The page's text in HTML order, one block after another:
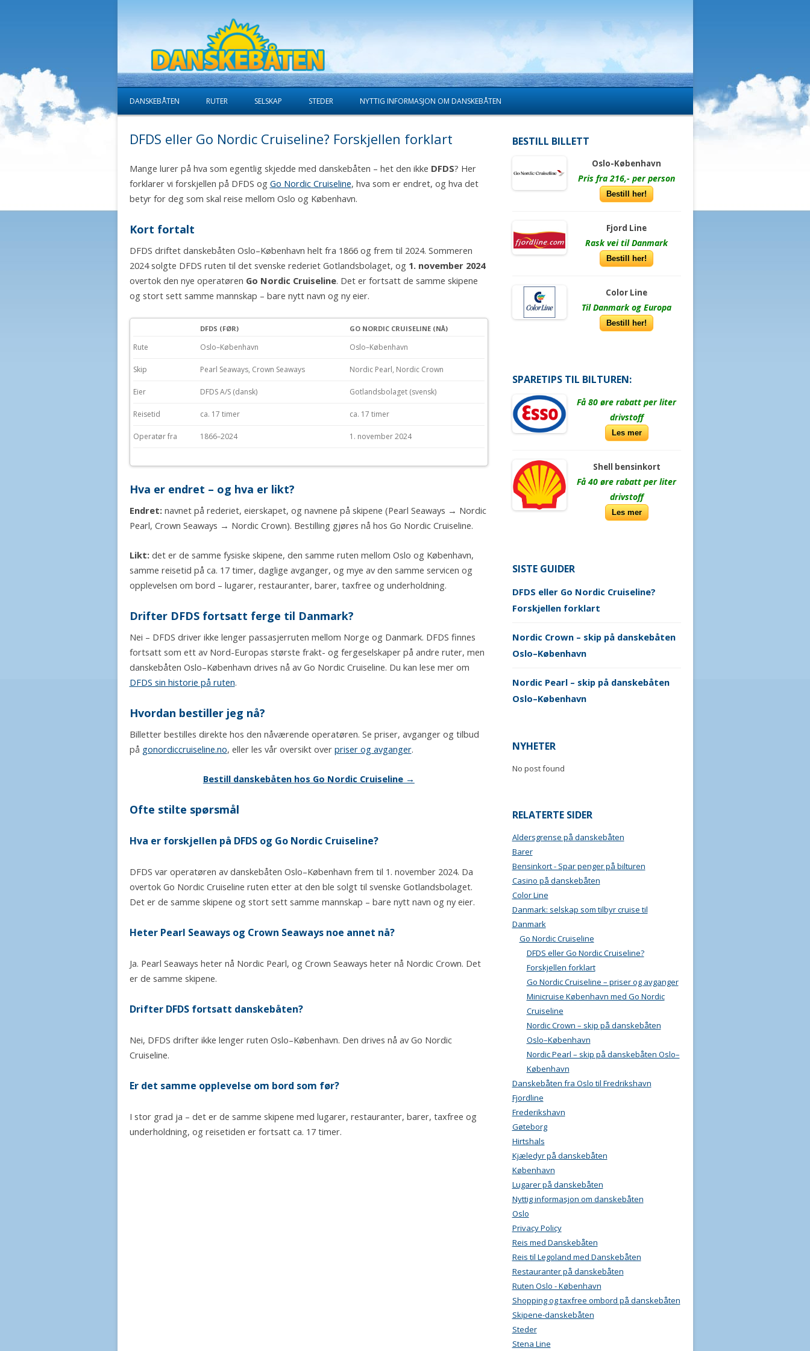
Skip to content
DANSKEBÅTEN RUTER SELSKAP STEDER NYTTIG INFORMASJON OM DANSKEBÅTEN
DFDS eller Go Nordic Cruiseline? Forskjellen forklart
Mange lurer på hva som egentlig skjedde med danskebåten – het den ikke DFDS? Her
forklarer vi forskjellen på DFDS og Go Nordic Cruiseline, hva som er endret, og hva det
betyr for deg som skal reise mellom Oslo og København.
Kort fortalt
DFDS driftet danskebåten Oslo–København helt fra 1866 og frem til 2024. Sommeren
2024 solgte DFDS ruten til det svenske rederiet Gotlandsbolaget, og 1. november 2024
overtok den nye operatøren Go Nordic Cruiseline. Det er fortsatt de samme skipene
og stort sett samme mannskap – bare nytt navn og ny eier.
DFDS (FØR) GO NORDIC CRUISELINE (NÅ)
Rute Oslo–København Oslo–København
Skip Pearl Seaways, Crown Seaways Nordic Pearl, Nordic Crown
Eier DFDS A/S (dansk) Gotlandsbolaget (svensk)
Reisetid ca. 17 timer ca. 17 timer
Operatør fra 1866–2024 1. november 2024
Hva er endret – og hva er likt?
Endret: navnet på rederiet, eierskapet, og navnene på skipene (Pearl Seaways → Nordic
Pearl, Crown Seaways → Nordic Crown). Bestilling gjøres nå hos Go Nordic Cruiseline.
Likt: det er de samme fysiske skipene, den samme ruten mellom Oslo og København,
samme reisetid på ca. 17 timer, daglige avganger, og mye av den samme servicen og
opplevelsen om bord – lugarer, restauranter, barer, taxfree og underholdning.
Drifter DFDS fortsatt ferge til Danmark?
Nei – DFDS driver ikke lenger passasjerruten mellom Norge og Danmark. DFDS finnes
fortsatt som ett av Nord-Europas største frakt- og fergeselskaper på andre ruter, men
danskebåten Oslo–København drives nå av Go Nordic Cruiseline. Du kan lese mer om
DFDS sin historie på ruten.
Hvordan bestiller jeg nå?
Billetter bestilles direkte hos den nåværende operatøren. Se priser, avganger og tilbud
på gonordiccruiseline.no, eller les vår oversikt over priser og avganger.
Bestill danskebåten hos Go Nordic Cruiseline →
Ofte stilte spørsmål
Hva er forskjellen på DFDS og Go Nordic Cruiseline?
DFDS var operatøren av danskebåten Oslo–København frem til 1. november 2024. Da
overtok Go Nordic Cruiseline ruten etter at den ble solgt til svenske Gotlandsbolaget.
Det er de samme skipene og stort sett samme mannskap – bare nytt navn og ny eier.
Heter Pearl Seaways og Crown Seaways noe annet nå?
Ja. Pearl Seaways heter nå Nordic Pearl, og Crown Seaways heter nå Nordic Crown. Det
er de samme skipene.
Drifter DFDS fortsatt danskebåten?
Nei, DFDS drifter ikke lenger ruten Oslo–København. Den drives nå av Go Nordic
Cruiseline.
Er det samme opplevelse om bord som før?
I stor grad ja – det er de samme skipene med lugarer, restauranter, barer, taxfree og
underholdning, og reisetiden er fortsatt ca. 17 timer.
BESTILL BILLETT
Oslo-København
Pris fra 216,- per person
Bestill her!
Fjord Line
Rask vei til Danmark
Bestill her!
Color Line
Til Danmark og Europa
Bestill her!
SPARETIPS TIL BILTUREN:
Få 80 øre rabatt per liter
drivstoff
Les mer
Shell bensinkort
Få 40 øre rabatt per liter
drivstoff
Les mer
SISTE GUIDER
DFDS eller Go Nordic Cruiseline?
Forskjellen forklart
Nordic Crown – skip på danskebåten
Oslo–København
Nordic Pearl – skip på danskebåten
Oslo–København
NYHETER
No post found
RELATERTE SIDER
Aldersgrense på danskebåten
Barer
Bensinkort - Spar penger på bilturen
Casino på danskebåten
Color Line
Danmark: selskap som tilbyr cruise til
Danmark
Go Nordic Cruiseline
DFDS eller Go Nordic Cruiseline?
Forskjellen forklart
Go Nordic Cruiseline – priser og avganger
Minicruise København med Go Nordic
Cruiseline
Nordic Crown – skip på danskebåten
Oslo–København
Nordic Pearl – skip på danskebåten Oslo–
København
Danskebåten fra Oslo til Fredrikshavn
Fjordline
Frederikshavn
Gøteborg
Hirtshals
Kjæledyr på danskebåten
København
Lugarer på danskebåten
Nyttig informasjon om danskebåten
Oslo
Privacy Policy
Reis med Danskebåten
Reis til Legoland med Danskebåten
Restauranter på danskebåten
Ruten Oslo - København
Shopping og taxfree ombord på danskebåten
Skipene-danskebåten
Steder
Stena Line